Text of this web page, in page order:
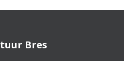
Bres